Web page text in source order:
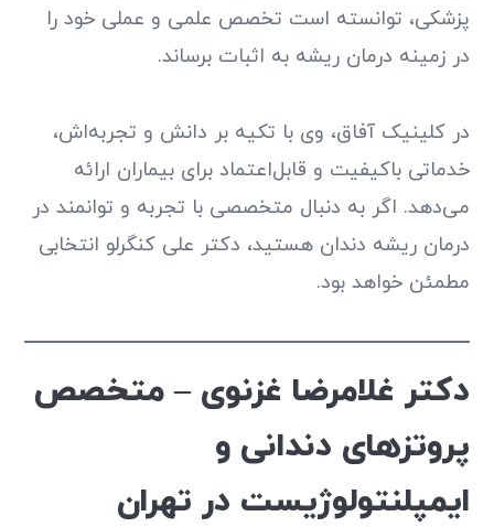
پزشکی، توانسته است تخصص علمی و عملی خود را
در زمینه درمان ریشه به اثبات برساند.
در کلینیک آفاق، وی با تکیه بر دانش و تجربه‌اش،
خدماتی باکیفیت و قابل‌اعتماد برای بیماران ارائه
می‌دهد. اگر به دنبال متخصصی با تجربه و توانمند در
درمان ریشه دندان هستید، دکتر علی کنگرلو انتخابی
مطمئن خواهد بود.
دکتر غلامرضا غزنوی – متخصص
پروتزهای دندانی و
ایمپلنتولوژیست در تهران